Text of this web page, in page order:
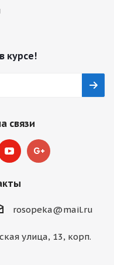
курсе!
связи
rosopeka@mail.ru
улица, 13, корп.